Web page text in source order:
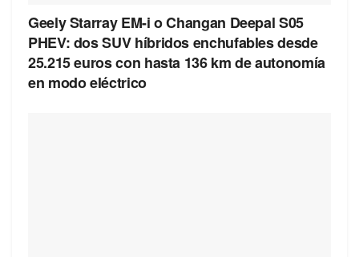
Geely Starray EM-i o Changan Deepal S05
PHEV: dos SUV híbridos enchufables desde
25.215 euros con hasta 136 km de autonomía
en modo eléctrico